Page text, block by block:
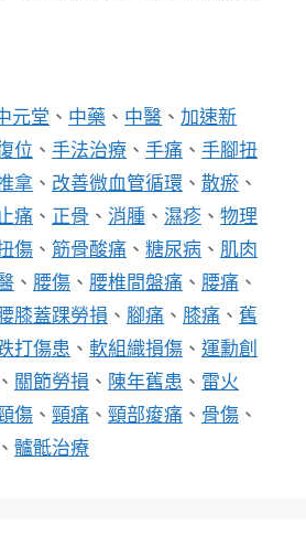
元堂 、 中藥 、 中醫 、加速新
位 、 手法治療 、 手痛 、 手腳扭
拿 、 改善微血管循環 、 散瘀 、
止痛 、 正骨 、 消腫 、 濕疹 、 物理
傷 、 筋骨酸痛 、 糖尿病 、 肌肉
、 腰傷 、 腰椎間盤痛 、 腰痛 、
膝蓋踝勞損 、 腳痛 、 膝痛 、 舊
打傷患 、 軟組織損傷 、 運勳創
、 關節勞損 、 陳年舊患 、 雷火
傷 、 頸痛 、 頸部痠痛 、 骨傷 、
、 髗骶治療